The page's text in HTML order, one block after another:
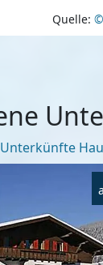
Quelle:
Unterkünfte